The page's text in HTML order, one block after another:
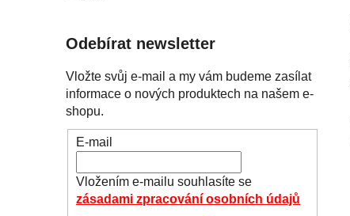
Odebírat newsletter
Vložte svůj e-mail a my vám budeme zasílat
informace o nových produktech na našem e-
shopu.
E-mail
Vložením e-mailu souhlasíte se
zásadami zpracování osobních údajů